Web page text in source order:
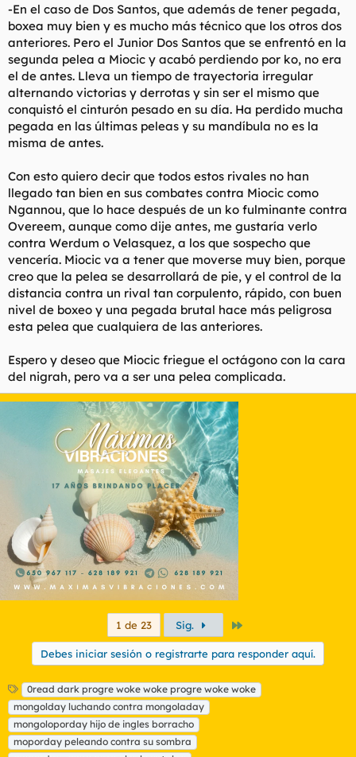
-En el caso de Dos Santos, que además de tener pegada,
boxea muy bien y es mucho más técnico que los otros dos
anteriores. Pero el Junior Dos Santos que se enfrentó en la
segunda pelea a Miocic y acabó perdiendo por ko, no era
el de antes. Lleva un tiempo de trayectoria irregular
alternando victorias y derrotas y sin ser el mismo que
conquistó el cinturón pesado en su día. Ha perdido mucha
pegada en las últimas peleas y su mandíbula no es la
misma de antes.
Con esto quiero decir que todos estos rivales no han
llegado tan bien en sus combates contra Miocic como
Ngannou, que lo hace después de un ko fulminante contra
Overeem, aunque como dije antes, me gustaría verlo
contra Werdum o Velasquez, a los que sospecho que
vencería. Miocic va a tener que moverse muy bien, porque
creo que la pelea se desarrollará de pie, y el control de la
distancia contra un rival tan corpulento, rápido, con buen
nivel de boxeo y una pegada brutal hace más peligrosa
esta pelea que cualquiera de las anteriores.
Espero y deseo que Miocic friegue el octágono con la cara
del nigrah, pero va a ser una pelea complicada.
1 de 23 Sig.
Debes iniciar sesión o registrarte para responder aquí.
E
t
i
q
u
0read dark progre woke woke progre woke woke
mongolday luchando contra mongoladay
mongoloporday hijo de ingles borracho
moporday peleando contra su sombra